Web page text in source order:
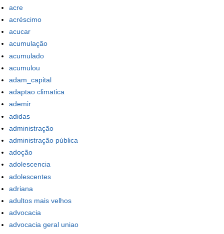
acre
acréscimo
acucar
acumulação
acumulado
acumulou
adam_capital
adaptao climatica
ademir
adidas
administração
administração pública
adoção
adolescencia
adolescentes
adriana
adultos mais velhos
advocacia
advocacia geral uniao